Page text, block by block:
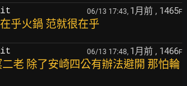
06/13 17:43, 1月前 , 1465F
乎火鍋 范就很在乎
06/13 17:48, 1月前 , 1466F
老 除了安崎四公有辦法避開 那怕輪